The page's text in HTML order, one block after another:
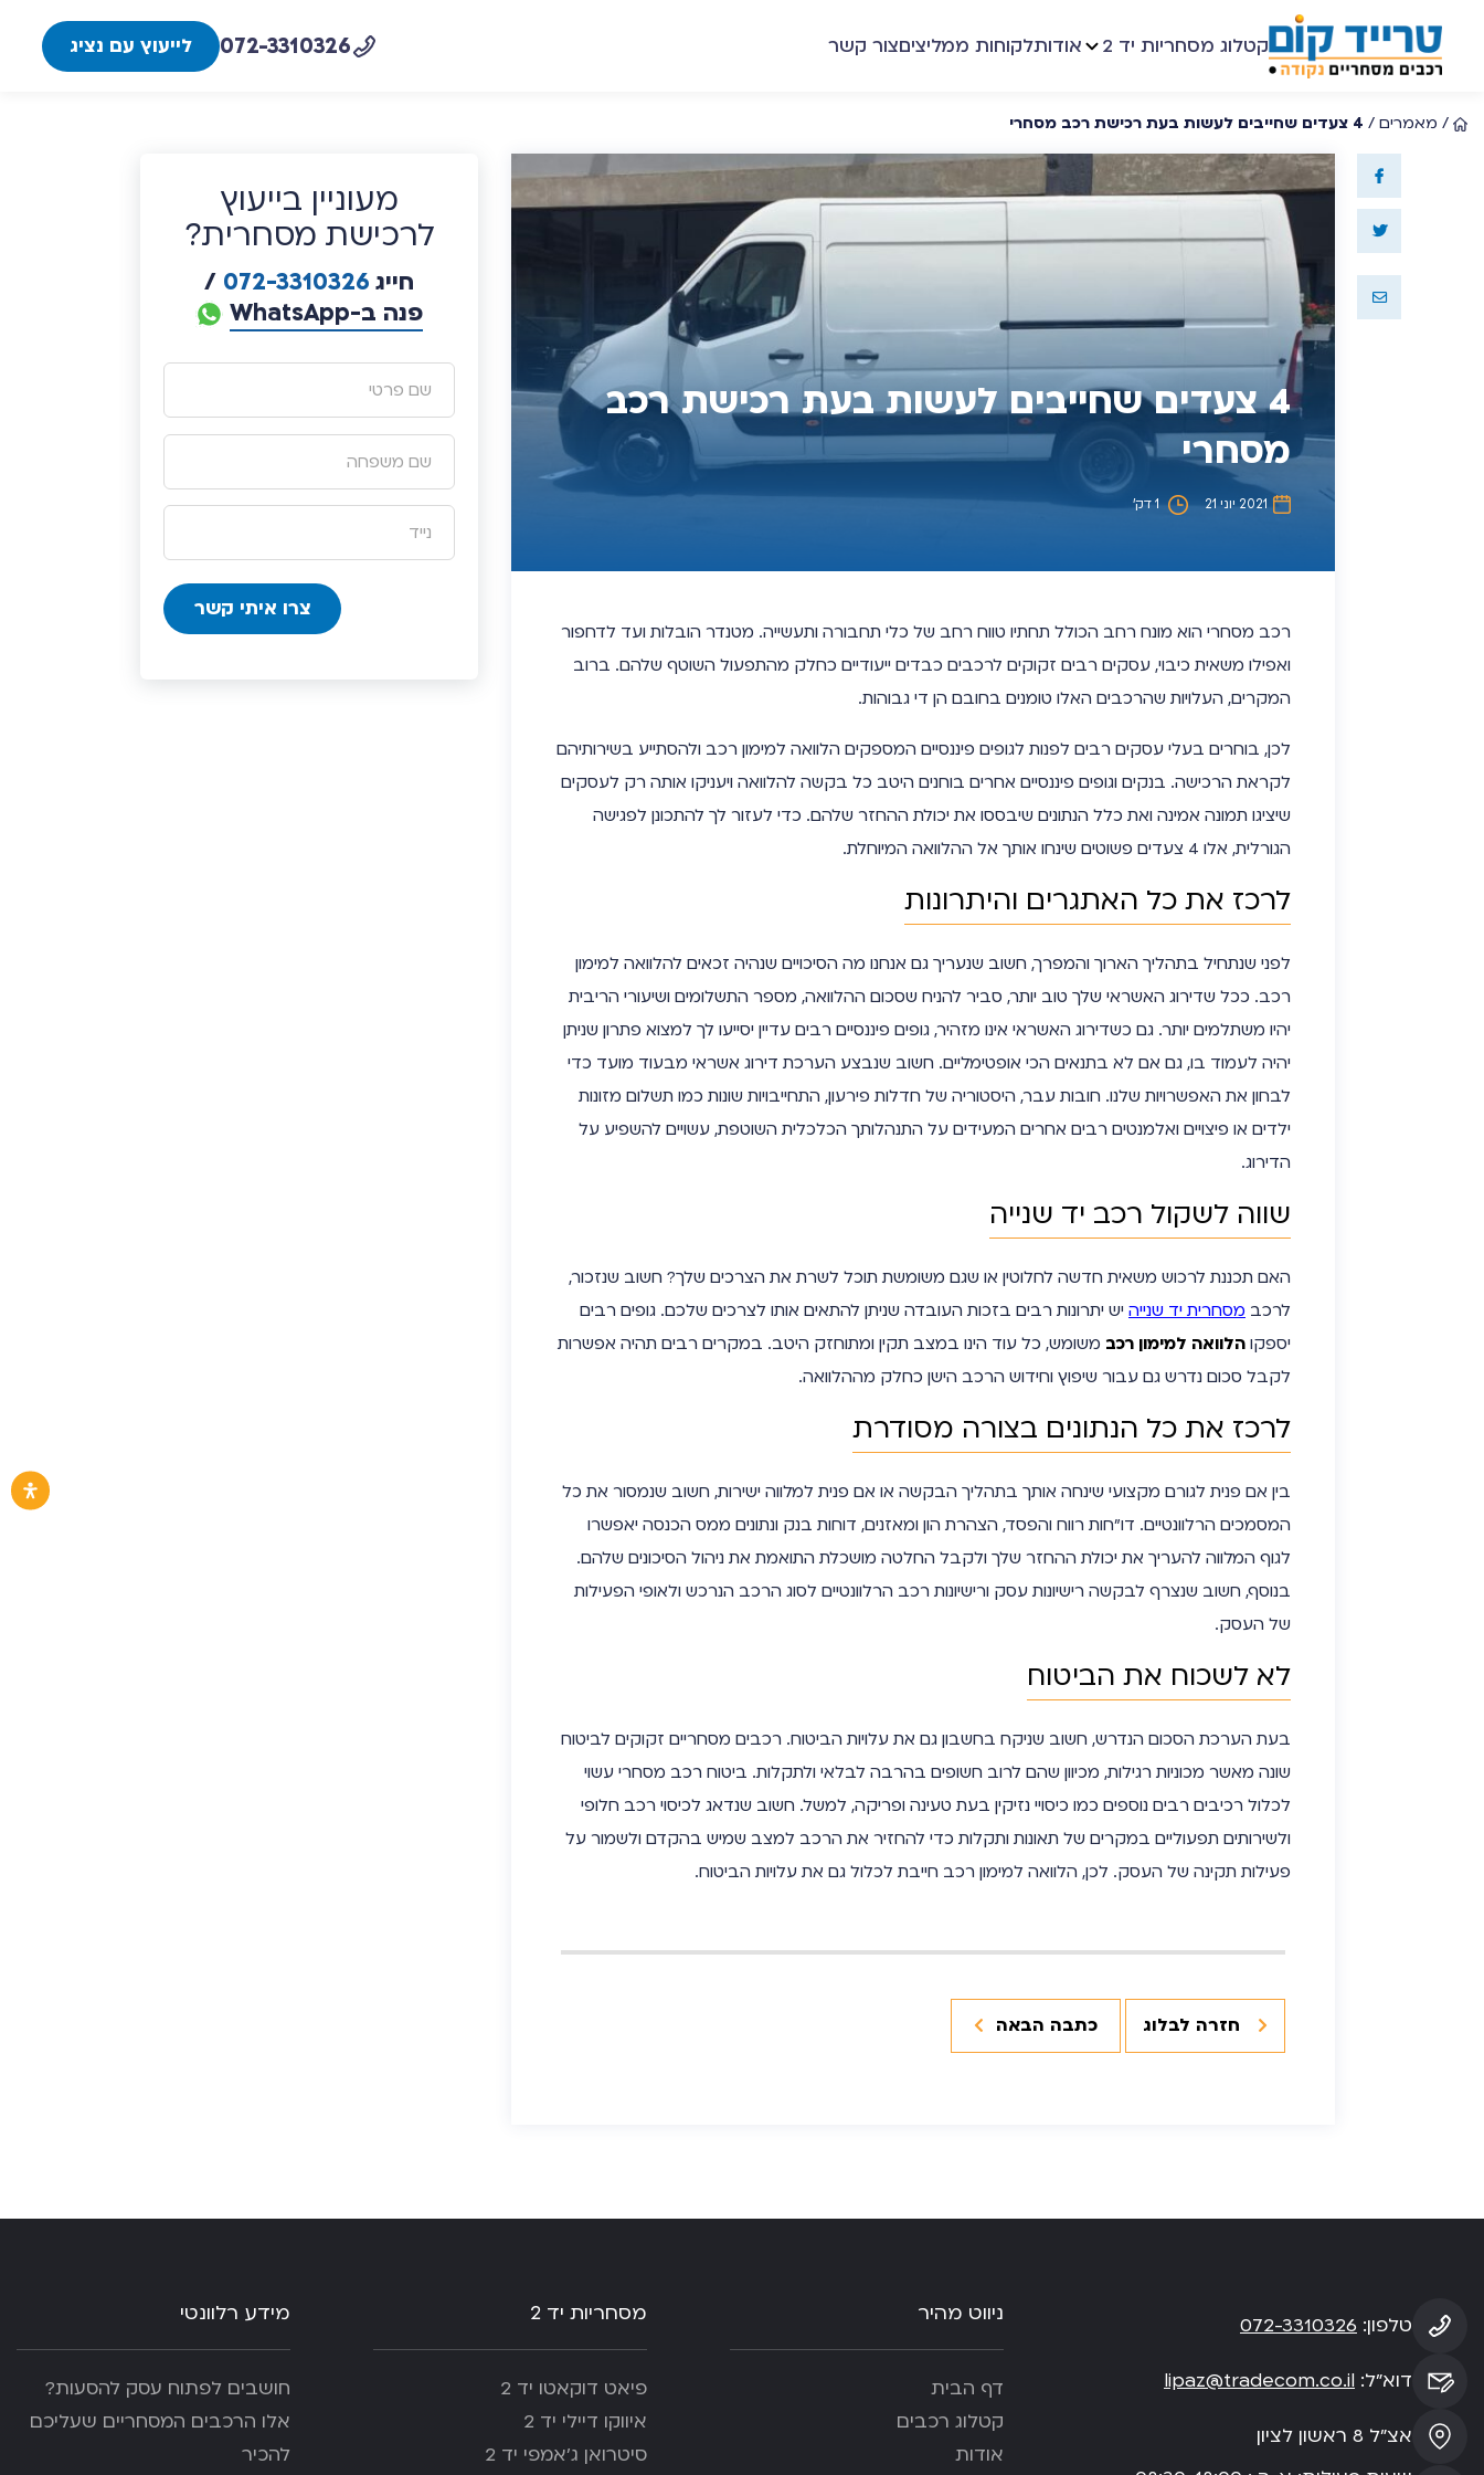
קטלוג מסחריות יד 2 אודותלקוחות ממליציםצור קשר 072-3310326 לייעוץ עם נציג
/ מאמרים / 4 צעדים שחייבים לעשות בעת רכישת רכב מסחרי
4 צעדים שחייבים לעשות בעת רכישת רכב
מסחרי
2021 יוני 21 1 דק’
רכב מסחרי הוא מונח רחב הכולל תחתיו טווח רחב של כלי תחבורה ותעשייה. מטנדר הובלות ועד לדחפור
ואפילו משאית כיבוי, עסקים רבים זקוקים לרכבים כבדים ייעודיים כחלק מהתפעול השוטף שלהם. ברוב
המקרים, העלויות שהרכבים האלו טומנים בחובם הן די גבוהות.
לכן, בוחרים בעלי עסקים רבים לפנות לגופים פיננסיים המספקים הלוואה למימון רכב ולהסתייע בשירותיהם
לקראת הרכישה. בנקים וגופים פיננסיים אחרים בוחנים היטב כל בקשה להלוואה ויעניקו אותה רק לעסקים
שיציגו תמונה אמינה ואת כלל הנתונים שיבססו את יכולת ההחזר שלהם. כדי לעזור לך להתכונן לפגישה
הגורלית, אלו 4 צעדים פשוטים שינחו אותך אל ההלוואה המיוחלת.
לרכז את כל האתגרים והיתרונות
לפני שנתחיל בתהליך הארוך והמפרך, חשוב שנעריך גם אנחנו מה הסיכויים שנהיה זכאים להלוואה למימון
רכב. ככל שדירוג האשראי שלך טוב יותר, סביר להניח שסכום ההלוואה, מספר התשלומים ושיעורי הריבית
יהיו משתלמים יותר. גם כשדירוג האשראי אינו מזהיר, גופים פיננסיים רבים עדיין יסייעו לך למצוא פתרון שניתן
יהיה לעמוד בו, גם אם לא בתנאים הכי אופטימליים. חשוב שנבצע הערכת דירוג אשראי מבעוד מועד כדי
לבחון את האפשרויות שלנו. חובות עבר, היסטוריה של חדלות פירעון, התחייבויות שונות כמו תשלום מזונות
ילדים או פיצויים ואלמנטים רבים אחרים המעידים על התנהלותך הכלכלית השוטפת, עשויים להשפיע על
הדירוג.
שווה לשקול רכב יד שנייה
האם תכננת לרכוש משאית חדשה לחלוטין או שגם משומשת תוכל לשרת את הצרכים שלך? חשוב שנזכור,
לרכב מסחרית יד שנייה יש יתרונות רבים בזכות העובדה שניתן להתאים אותו לצרכים שלכם. גופים רבים
יספקו הלוואה למימון רכב משומש, כל עוד הינו במצב תקין ומתוחזק היטב. במקרים רבים תהיה אפשרות
לקבל סכום נדרש גם עבור שיפוץ וחידוש הרכב הישן כחלק מההלוואה.
לרכז את כל הנתונים בצורה מסודרת
בין אם פנית לגורם מקצועי שינחה אותך בתהליך הבקשה או אם פנית למלווה ישירות, חשוב שנמסור את כל
המסמכים הרלוונטיים. דו”חות רווח והפסד, הצהרת הון ומאזנים, דוחות בנק ונתונים ממס הכנסה יאפשרו
לגוף המלווה להעריך את יכולת ההחזר שלך ולקבל החלטה מושכלת התואמת את ניהול הסיכונים שלהם.
בנוסף, חשוב שנצרף לבקשה רישיונות עסק ורישיונות רכב הרלוונטיים לסוג הרכב הנרכש ולאופי הפעילות
של העסק.
לא לשכוח את הביטוח
בעת הערכת הסכום הנדרש, חשוב שניקח בחשבון גם את עלויות הביטוח. רכבים מסחריים זקוקים לביטוח
שונה מאשר מכוניות רגילות, מכיוון שהם לרוב חשופים בהרבה לבלאי ולתקלות. ביטוח רכב מסחרי עשוי
לכלול רכיבים רבים נוספים כמו כיסויי נזיקין בעת טעינה ופריקה, למשל. חשוב שנדאג לכיסוי רכב חלופי
ולשירותים תפעוליים במקרים של תאונות ותקלות כדי להחזיר את הרכב למצב שמיש בהקדם ולשמור על
פעילות תקינה של העסק. לכן, הלוואה למימון רכב חייבת לכלול גם את עלויות הביטוח.
חזרה לבלוג כתבה הבאה
מעוניין בייעוץ
לרכישת מסחרית?
חייג 072-3310326
/
פנה ב-WhatsApp
טלפון: 072-3310326
דוא”ל: lipaz@tradecom.co.il
אצ”ל 8 ראשון לציון
ניווט מהיר
דף הבית
קטלוג רכבים
אודות
מסחריות יד 2
פיאט דוקאטו יד 2
איווקו דיילי יד 2
סיטרואן ג’אמפי יד 2
מידע רלוונטי
חושבים לפתוח עסק להסעות?
אלו הרכבים המסחריים שעליכם
להכיר